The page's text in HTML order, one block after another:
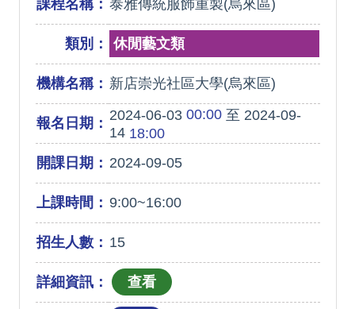
課程名稱： 泰雅傳統服飾重製(烏來區)
類別： 休閒藝文類
機構名稱： 新店崇光社區大學(烏來區)
報名日期： 2024-06-0300:00至 2024-09-
1418:00
開課日期： 2024-09-05
上課時間： 9:00~16:00
招生人數： 15
詳細資訊：